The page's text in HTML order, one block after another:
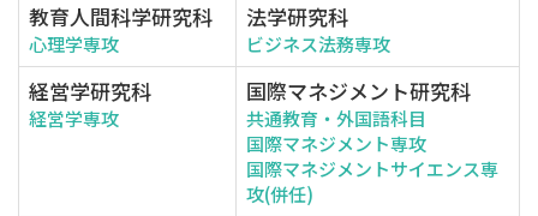
教育人間科学研究科
心理学専攻
法学研究科
ビジネス法務専攻
経営学研究科
経営学専攻
国際マネジメント研究科
共通教育・外国語科目
国際マネジメント専攻
国際マネジメントサイエンス専
攻(併任)